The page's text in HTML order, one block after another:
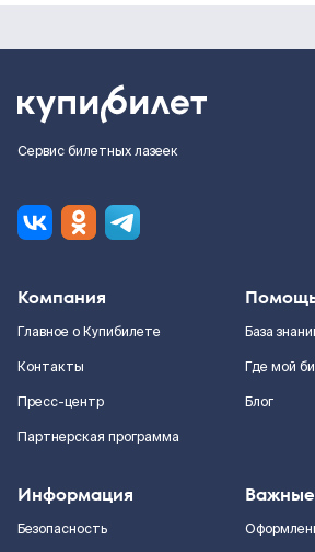
Сервис билетных лазеек
Компания
Главное о Купибилете
Контакты
Пресс-центр
Партнерская программа
База
Где мой
Блог
Информация
Безопасность